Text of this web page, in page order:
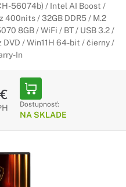
56074b) / Intel AI Boost /
400nits / 32GB DDR5 / M.2
8GB / WiFi / BT / USB 3.2 /
/ Win11H 64-bit / čierny /
In
Dostupnosť:
NA SKLADE